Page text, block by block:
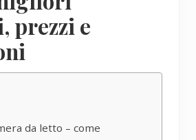
prezzi e
da letto – come